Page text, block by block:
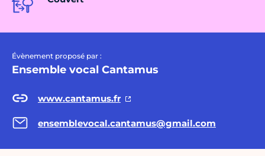
Évènement proposé par :
Ensemble vocal Cantamus
www.cantamus.fr
ensemblevocal.cantamus@gmail.com